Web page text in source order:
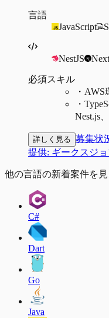
言語
JavaScript
NestJS
必須スキル
・ AWS
・
Nest.js
詳しく見る 募集状
提供: ギークスジ
他の言語の新着案件を見
C#
Dart
Go
Java